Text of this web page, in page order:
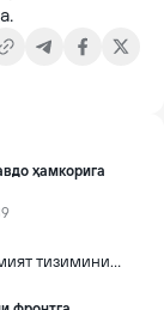
ҳамкорига
тизимини